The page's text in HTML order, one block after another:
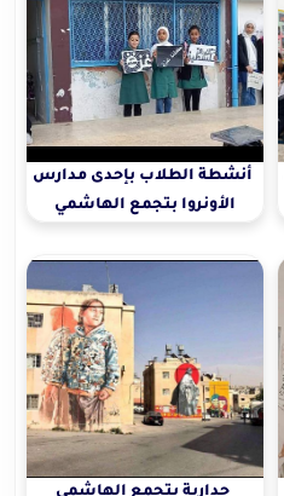
أنشطة الطلاب بإحدى مدارس
الأونروا بتجمع الهاشمي
جدارية بتجمع الهاشمي